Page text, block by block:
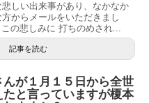
しい出来事があり、なかなか
からメールをいただきまし
の悲しみに 打ちのめされ...
記事を読む
んが１月１５日から全世
と言っていますが榎本